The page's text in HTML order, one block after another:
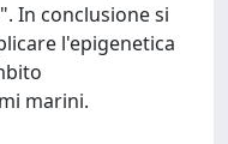
In conclusione si
l'epigenetica
marini.